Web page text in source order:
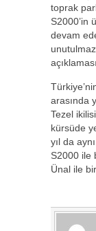
toprak
S2000’in
devam
arasında
Tezel
kürsüde
yıl da
S2000 ile
Ünal ile